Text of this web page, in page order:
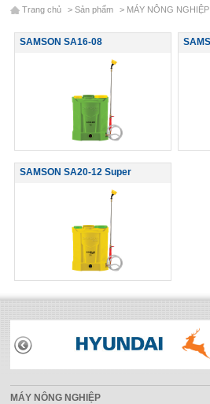
Trang chủ >Sản phẩm > MÁY NÔNG NGHIỆP
SAMSON SA16-08
SAMSON SA20-12 Super
THƯƠNG HIỆU
MÁY NÔNG NGHIỆP